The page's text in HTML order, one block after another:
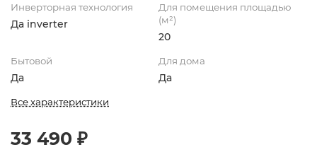
Инверторная технология
Да inverter
Для помещения площадью
(м²)
20
Бытовой
Да
Для дома
Да
Все характеристики
33 490 ₽